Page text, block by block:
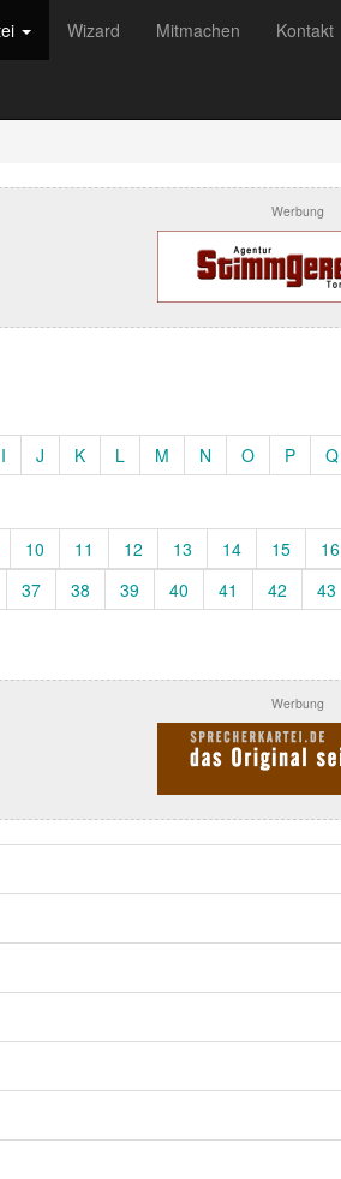
Wizard Mitmachen Kontakt
Werbung
I J K L M N O P Q
10 11 12 13 14 15 16
37 38 39 40 41 42 43
Werbung